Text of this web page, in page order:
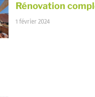
Rénovation
1 février 2024